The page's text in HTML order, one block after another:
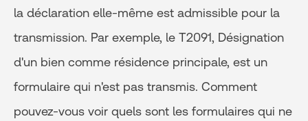
la déclaration elle-même est admissible pour la
transmission. Par exemple, le T2091, Désignation
d'un bien comme résidence principale, est un
formulaire qui n'est pas transmis. Comment
pouvez-vous voir quels sont les formulaires qui ne